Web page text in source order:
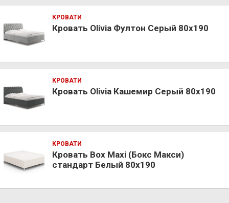
КРОВАТИ
Кровать Olivia Фултон Серый 80х190
КРОВАТИ
Кровать Olivia Кашемир Серый 80х190
КРОВАТИ
Кровать Box Maxi (Бокс Макси)
стандарт Белый 80х190